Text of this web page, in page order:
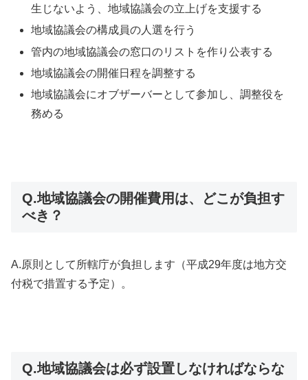
生じないよう、地域協議会の立上げを支援する
地域協議会の構成員の人選を行う
管内の地域協議会の窓口のリストを作り公表する
地域協議会の開催日程を調整する
地域協議会にオブザーバーとして参加し、調整役を
務める
Q.地域協議会の開催費用は、どこが負担す
べき？
A.原則として所轄庁が負担します（平成29年度は地方交
付税で措置する予定）。
Q.地域協議会は必ず設置しなければならな